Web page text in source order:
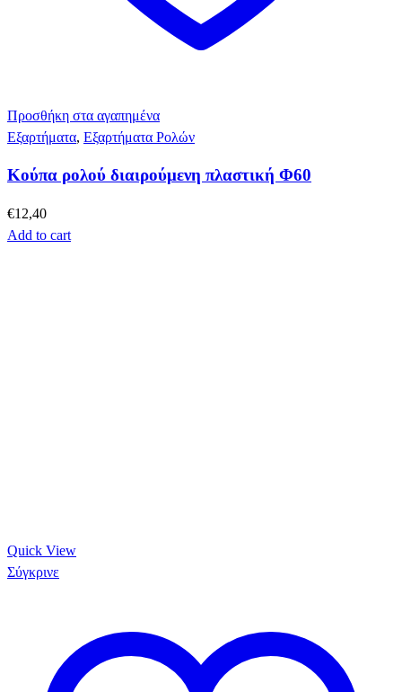
Προσθήκη στα αγαπημένα
Εξαρτήματα, Εξαρτήματα Ρολών
Κούπα ρολού διαιρούμενη πλαστική Φ60
€12,40
Add to cart
Quick View
Σύγκρινε